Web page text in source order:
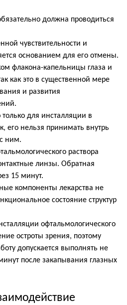
должна проводиться
чувствительности и
основанием для его отмены.
флакона-капельницы глаза и
как это в существенной мере
и развития
для инсталляции в
его нельзя принимать внутрь
ним.
раствора
линзы. Обратная
15 минут.
компоненты лекарства не
состояние структур
офтальмологического
остроты зрения, поэтому
допускается выполнять не
после закапывания глазных